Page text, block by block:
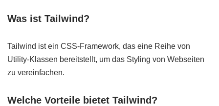
Was ist Tailwind?
Tailwind ist ein CSS-Framework, das eine Reihe von
Utility-Klassen bereitstellt, um das Styling von Webseiten
zu vereinfachen.
Welche Vorteile bietet Tailwind?